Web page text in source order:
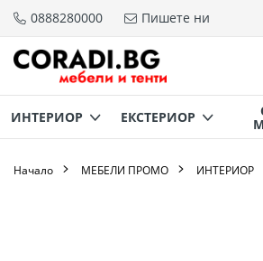
Прескачане
съдържанието
0888280000 Пишете ни
ИНТЕРИОР ЕКСТЕРИОР
Начало МЕБЕЛИ ПРОМО ИНТЕРИОР